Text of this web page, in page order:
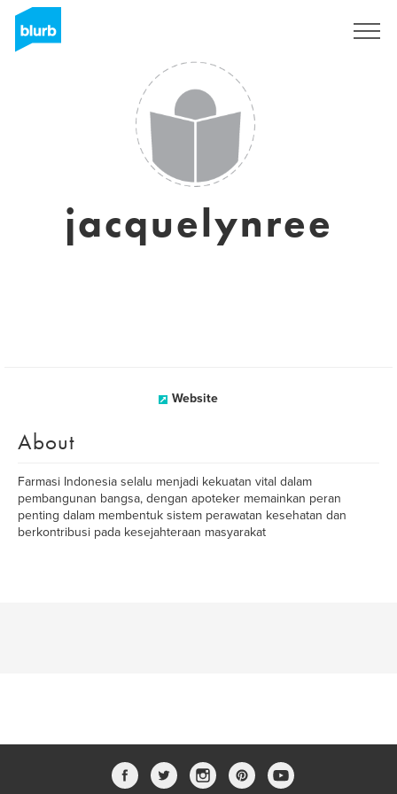
jacquelynree
Website
About
Farmasi Indonesia selalu menjadi kekuatan vital dalam
pembangunan bangsa, dengan apoteker memainkan peran
penting dalam membentuk sistem perawatan kesehatan dan
berkontribusi pada kesejahteraan masyarakat